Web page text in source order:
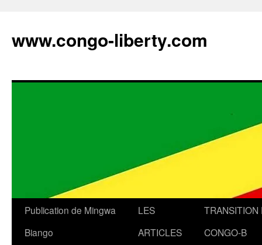
contenu
www.congo-liberty.com
Publication de Mingwa
Biango
LES
ARTICLES
TRANSITION
CONGO-B